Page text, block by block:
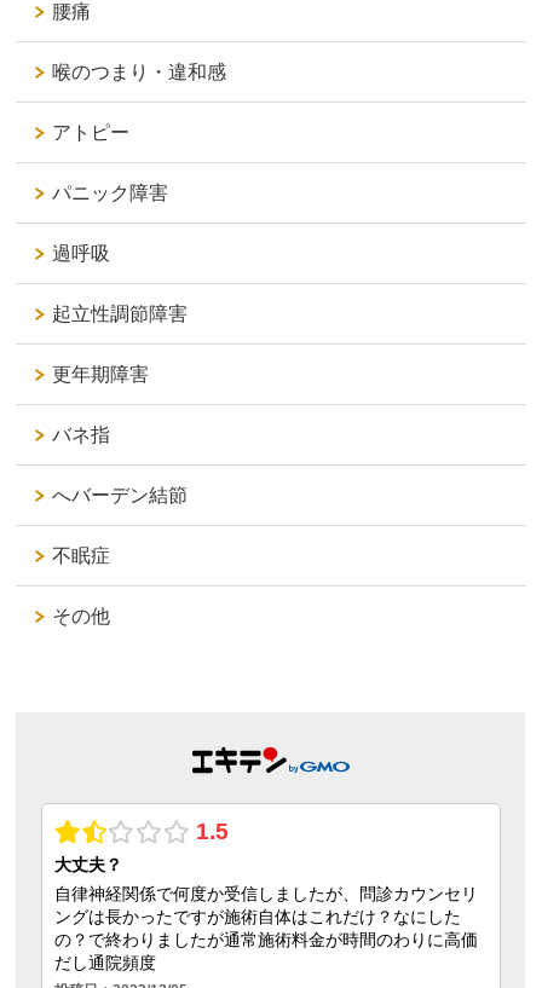
腰痛
喉のつまり・違和感
アトピー
パニック障害
過呼吸
起立性調節障害
更年期障害
バネ指
へバーデン結節
不眠症
その他